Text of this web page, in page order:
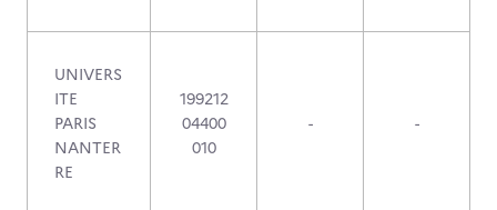
UNIVERS
ITE
PARIS
NANTER
RE
199212
04400
010
- -